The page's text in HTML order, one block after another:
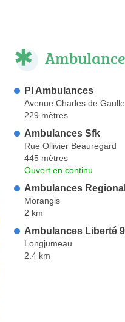
Pl Ambulances
Avenue Charles de Gaulle
229 mètres
Ambulances Sfk
Rue Ollivier Beauregard
445 mètres
Ouvert en continu
Ambulances
Morangis
2 km
Ambulances Liberté
Longjumeau
2.4 km